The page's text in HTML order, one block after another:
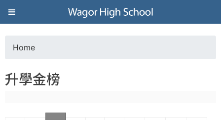
Jump to navigation
葳
格
高
o
Home
升學金榜